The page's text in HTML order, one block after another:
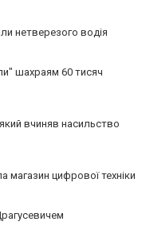
нетверезого водія
шахраям 60 тисяч
вчиняв насильство
магазин цифрової техніки